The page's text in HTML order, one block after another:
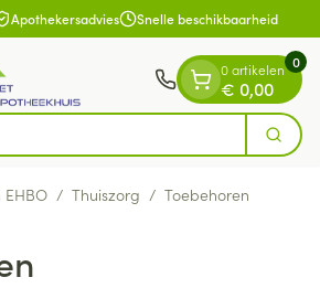
Apothekersadvies Snelle beschikbaarheid
Zoek
0 artikelen
€ 0,00
0
/ Thuiszorg / Toebehoren